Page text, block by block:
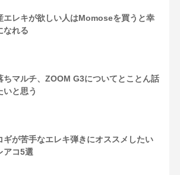
エレキが欲しい人はMomoseを買うと幸
なれる
ちマルチ、ZOOM G3についてとことん話
いと思う
ギが苦手なエレキ弾きにオススメしたい
アコ5選